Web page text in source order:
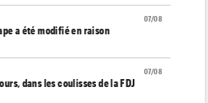
07/08
a été modifié en raison
07/08
dans les coulisses de la FDJ